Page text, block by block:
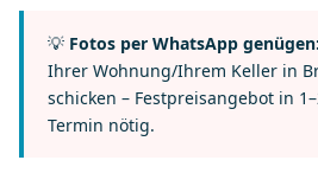
💡 Fotos per WhatsApp genügen:
Ihrer Wohnung/Ihrem Keller in
schicken – Festpreisangebot in
Termin nötig.